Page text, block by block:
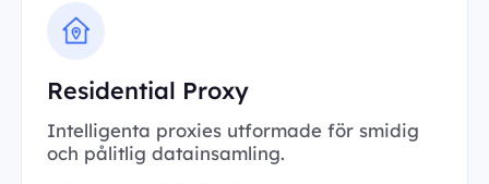
Residential Proxy
Intelligenta proxies utformade för smidig
och pålitlig datainsamling.